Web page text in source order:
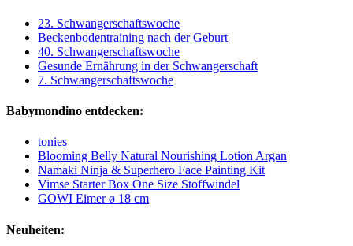
23. Schwangerschaftswoche
Beckenbodentraining nach der Geburt
40. Schwangerschaftswoche
Gesunde Ernährung in der Schwangerschaft
7. Schwangerschaftswoche
Babymondino entdecken:
tonies
Blooming Belly Natural Nourishing Lotion Argan
Namaki Ninja & Superhero Face Painting Kit
Vimse Starter Box One Size Stoffwindel
GOWI Eimer ø 18 cm
Neuheiten: